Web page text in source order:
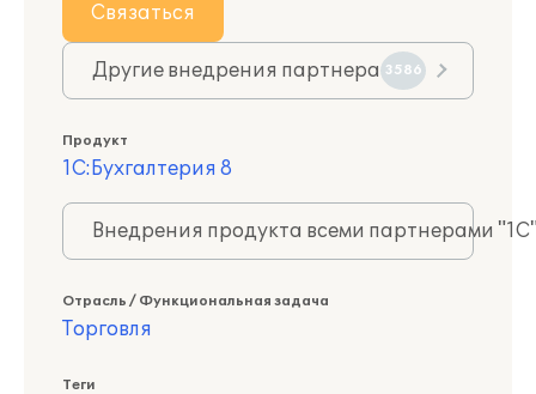
Связаться
Другие внедрения партнера 3586
Продукт
1С:Бухгалтерия 8
Внедрения продукта всеми партнерами
Отрасль / Функциональная задача
Торговля
Теги